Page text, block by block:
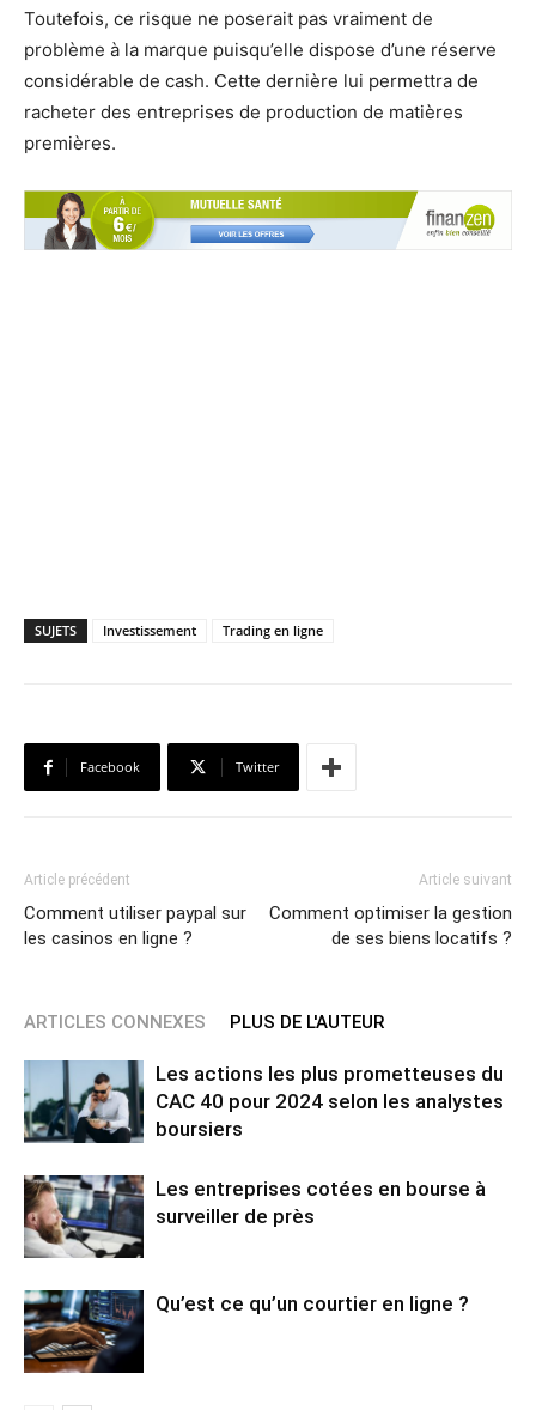
Toutefois, ce risque ne poserait pas vraiment de
problème à la marque puisqu’elle dispose d’une réserve
considérable de cash. Cette dernière lui permettra de
racheter des entreprises de production de matières
premières.
SUJETS Investissement Trading en ligne
Facebook Twitter
Article précédent
Comment utiliser paypal sur
les casinos en ligne ?
Article suivant
Comment optimiser la gestion
de ses biens locatifs ?
ARTICLES CONNEXES PLUS DE L'AUTEUR
Les actions les plus prometteuses du
CAC 40 pour 2024 selon les analystes
boursiers
Les entreprises cotées en bourse à
surveiller de près
Qu’est ce qu’un courtier en ligne ?